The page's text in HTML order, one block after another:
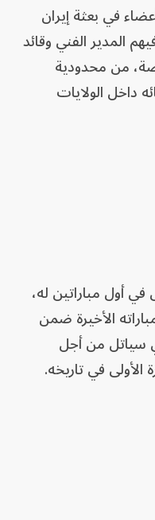
في بعثة إيران
المدير الفني وقائد
من محدودية
داخل الولايات
أول مباراتين له،
الأخيرة ضمن
سياتل من أجل
الأولى في تاريخه.